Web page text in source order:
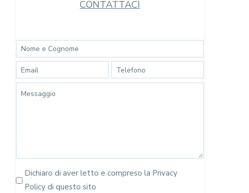
CONTATTACI
Nome
e
Cognome
Email
Telefono
Messaggio
SENZA
TITOLO
Dichiaro di aver letto e compreso la Privacy
Policy di questo sito